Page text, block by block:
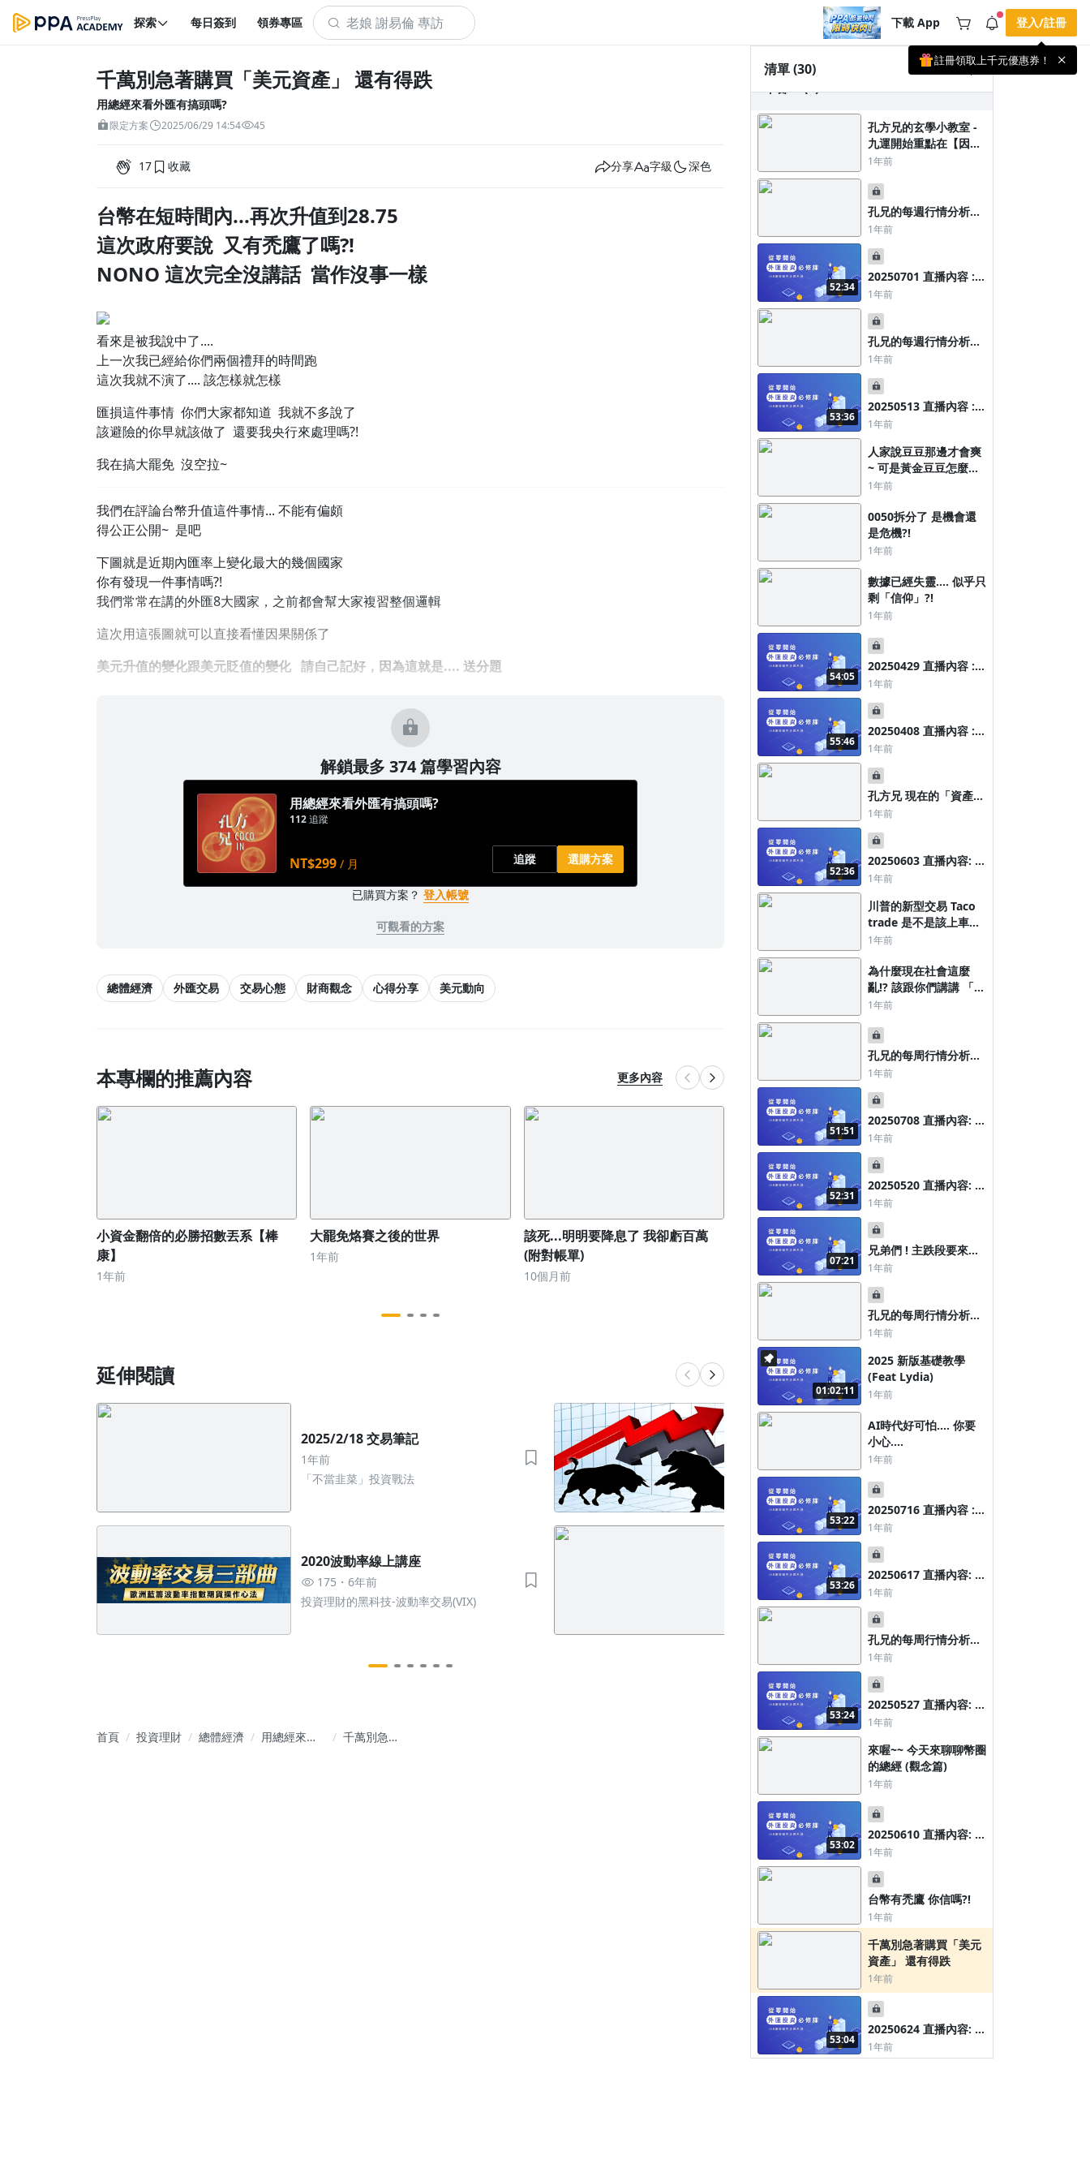
探索 每日簽到 領券專區 下載 App
下載 APP 領取獎勵，隨時吸收新知識
期間快閃活動
🥵 酷暑限時快閃｜單筆滿 NT$2,500 現
折 NT$300、再贈最高 2% 點數回饋！
🚀 酷暑來襲．偷偷在冷氣房升級 📈
⭐️ 【冷氣房進修 限時開跑】◾單筆滿
NT$2,500 現折 NT$300◾活動期間：即
日起 - 8/13（只有一週）-📣 酷暑季好康
\ 再加碼 /→ 點數回饋無上限🔥購買任一
課程 or 訂閱✅ 消費即享回饋 1% 點數
✅ 滿 $5,000 回饋 2% 點數🎁 此為 PPA
官方帳號 Line@ 專屬活動，加入好友👉
享有「渠道專屬活動」及「個人化推
查看全部
登入/註冊
註冊領取上千元優惠券！
千萬別急著購買「美元資產」 還有得跌
用總經來看外匯有搞頭嗎?
限定方案 2025/06/29 14:54 45
17 收藏 分享 字級 深色
台幣在短時間內...再次升值到28.75
這次政府要說 又有禿鷹了嗎?!
NONO 這次完全沒講話 當作沒事一樣
看來是被我說中了....
上一次我已經給你們兩個禮拜的時間跑
這次我就不演了.... 該怎樣就怎樣
匯損這件事情 你們大家都知道 我就不多說了
該避險的你早就該做了 還要我央行來處理嗎?!
我在搞大罷免 沒空拉~
我們在評論台幣升值這件事情... 不能有偏頗
得公正公開~ 是吧
下圖就是近期內匯率上變化最大的幾個國家
你有發現一件事情嗎?!
我們常常在講的外匯8大國家，之前都會幫大家複習整個邏輯
這次用這張圖就可以直接看懂因果關係了
美元升值的變化跟美元貶值的變化 請自己記好，因為這就是.... 送分題
解鎖最多 374 篇學習內容
用總經來看外匯有搞頭嗎?
112追蹤
NT$299 / 月 追蹤 選購方案
已購買方案？ 登入帳號
可觀看的方案
總體經濟 外匯交易 交易心態 財商觀念 心得分享 美元動向
本專欄的推薦內容 更多內容
小資金翻倍的必勝招數丟系【棒
康】
1年前
大罷免烙賽之後的世界
1年前
該死...明明要降息了 我卻虧百萬
(附對帳單)
10個月前
寵粉專題 : 新年到 你該好好建立自
己的運氣 Part3
1年前
豆豆怎麼會不爽咧?!
延伸閱讀
2025/2/18 交易筆記
1年前
「不當韭菜」投資戰法
2020波動率線上講座
175
6年前
投資理財的黑科技-波動率交易(VIX)
10/14 短線多方個股操作教學
上班族煉金術
1月17日成功投資的人 不會隨時在市
場上投資 許多時候應該握有現金
1年前
上班族煉金術
首頁 投資理財 總體經濟
用總經來看
千萬別急著
清單(30)
每週更新系列
章節 2 (0)
孔方兄的玄學小教室 -
九運開始重點在【因
果】
1年前
孔兄的每週行情分析
20250519
1年前
52:34
20250701 直播內容 :
新風向是 「貨幣貶值的
1年前
孔兄的每週行情分析
20250505
1年前
53:36
20250513 直播內容 :
台幣資產荒.... 股市卻驚
1年前
人家說豆豆那邊才會爽
~ 可是黃金豆豆怎麼會
不爽咧?!
1年前
0050拆分了 是機會還
是危機?!
1年前
數據已經失靈.... 似乎只
剩「信仰」?!
1年前
54:05
20250429 直播內容 : 4
月大回顧 現在是進場還
1年前
55:46
20250408 直播內容 :
川普到底想衝山小 讓我
1年前
孔方兄 現在的「資產配
置」
1年前
52:36
20250603 直播內容: 台
灣央行行長報明牌 你們
1年前
川普的新型交易 Taco
trade 是不是該上車
了!?
1年前
為什麼現在社會這麼
亂!? 該跟你們講講 「九
運」
1年前
孔兄的每周行情分析
20250420
1年前
51:51
20250708 直播內容: 視
角改變 投資邏輯也會變
1年前
52:31
20250520 直播內容: 錢
繞了一大圈，怎麼感覺
1年前
07:21
兄弟們 ! 主跌段要來了
你準備好後系阿嗎?!
1年前
孔兄的每周行情分析
20250412
1年前
01:02:11
2025 新版基礎教學
(Feat Lydia)
1年前
AI時代好可怕.... 你要
小心....
1年前
53:22
20250716 直播內容 :
台灣關稅是多少?! 我看
1年前
53:26
20250617 直播內容: 八
大國家重點整理，你該
會了!
1年前
孔兄的每周行情分析
20250428
1年前
53:24
20250527 直播內容: 最
難搞的「垃圾時間」
1年前
來喔~~ 今天來聊聊幣圈
的總經 (觀念篇)
1年前
53:02
20250610 直播內容: 錢
變得開始越來越難賺...
跡象?!
1年前
台幣有禿鷹 你信嗎?!
1年前
千萬別急著購買「美元
資產」 還有得跌
1年前
53:04
20250624 直播內容: 以
伊戰爭迅速結束，帶來
的效益是?!
1年前